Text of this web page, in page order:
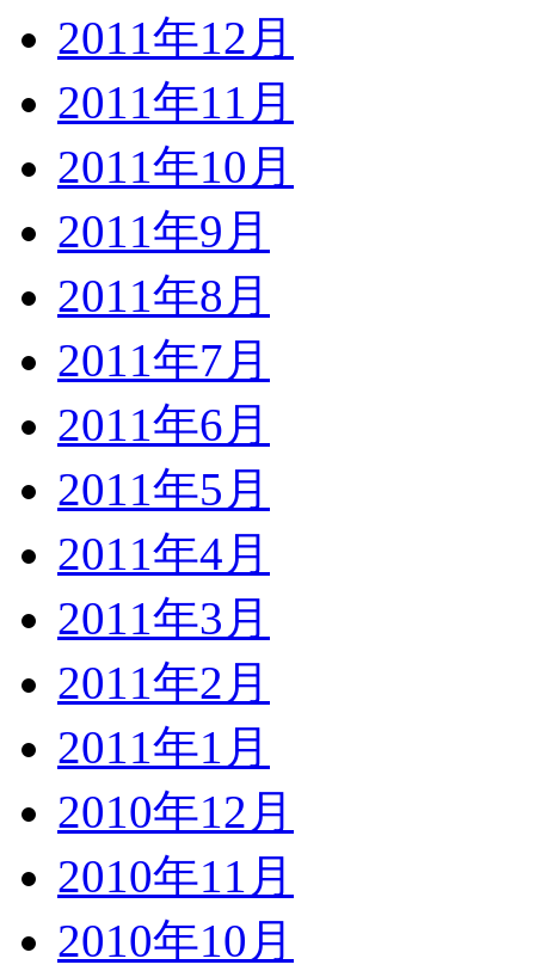
2011年12月
2011年11月
2011年10月
2011年9月
2011年8月
2011年7月
2011年6月
2011年5月
2011年4月
2011年3月
2011年2月
2011年1月
2010年12月
2010年11月
2010年10月